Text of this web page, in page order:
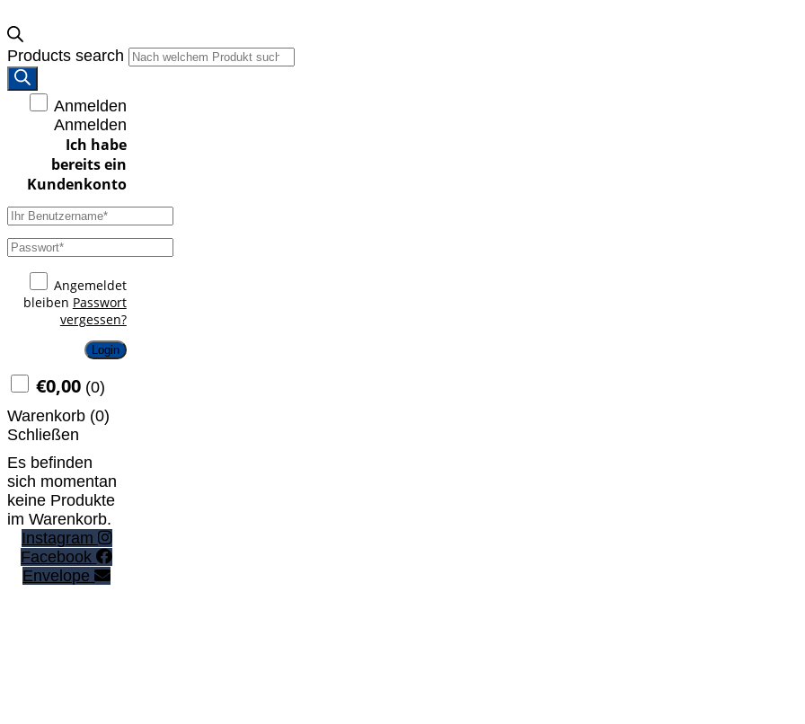
Products search
Anmelden
Anmelden
Angemeldet
bleiben Passwort
vergessen?
Login
€0,00 (0)
Warenkorb (0)
Schließen
Es befinden
sich momentan
keine Produkte
im Warenkorb.
Instagram
Facebook
Envelope